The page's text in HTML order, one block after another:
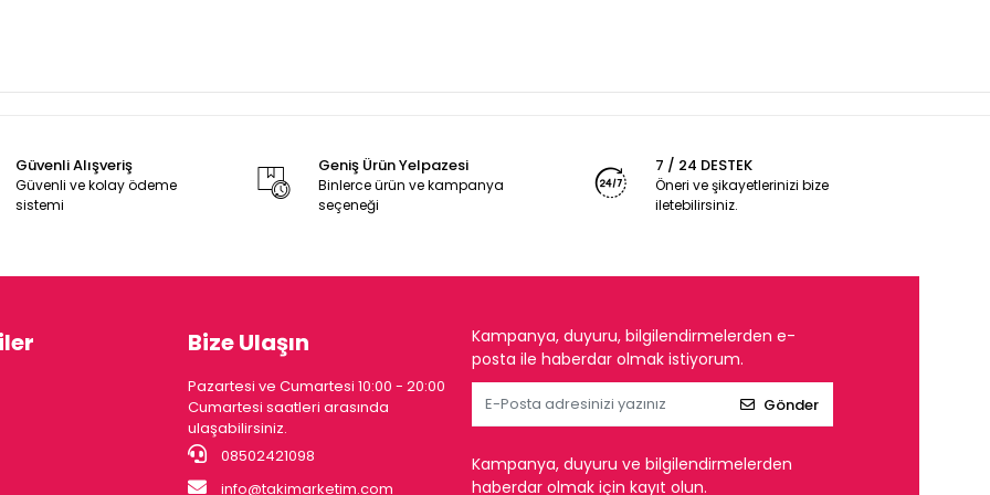
Güvenli Alışveriş
Güvenli ve kolay ödeme
sistemi
Geniş Ürün Yelpazesi
Binlerce ürün ve kampanya
seçeneği
7 / 24 DESTEK
Öneri ve şikayetlerinizi bize
iletebilirsiniz.
Bize Ulaşın
Pazartesi ve Cumartesi 10:00 - 20:00
Cumartesi saatleri arasında
ulaşabilirsiniz.
08502421098
info@takimarketim.com
Kampanya, duyuru, bilgilendirmelerden e-
posta ile haberdar olmak istiyorum.
Gönder
Kampanya, duyuru ve bilgilendirmelerden
haberdar olmak için kayıt olun.